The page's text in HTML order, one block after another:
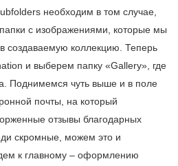
необходим в том случае,
с изображениями, которые мы
создаваемую коллекцию. Теперь
и выберем папку «Gallery», где
Поднимемся чуть выше и в поле
почты, на который
отзывы благодарных
скромные, можем это и
к главному – оформлению